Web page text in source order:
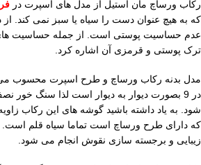
رکاب ورساچ مان استیل از مدل های اسپرت در
که به هیچ عنوان دست را سیاه یا سبز نمی کند. از
عدم حساسیت پوستی است. از جمله حساسیت
ترک پوستی و قرمزی آن اشاره کرد.
در 9 بصورت دیوار به دیوار است لذا سنگ خور
شود. به یاد داشته باشید گوشه های این رکاب
که دارای طرح ورساچ است تماما سیاه قلم است.
زیبایی و برجسته سازی نقوش انجام می شود.